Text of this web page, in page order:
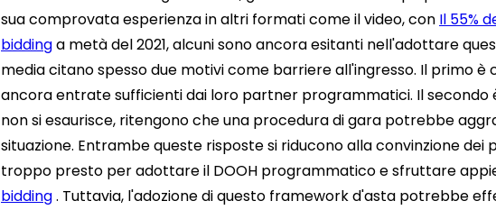
sua comprovata esperienza in altri formati come il video, con Il 55%
biddinga metà del 2021, alcuni sono ancora esitanti nell'adottare
media citano spesso due motivi come barriere all'ingresso. Il primo
ancora entrate sufficienti dai loro partner programmatici. Il secondo
non si esaurisce, ritengono che una procedura di gara potrebbe
situazione. Entrambe queste risposte si riducono alla convinzione dei
troppo presto per adottare il DOOH programmatico e sfruttare
bidding. Tuttavia, l'adozione di questo framework d'asta potrebbe